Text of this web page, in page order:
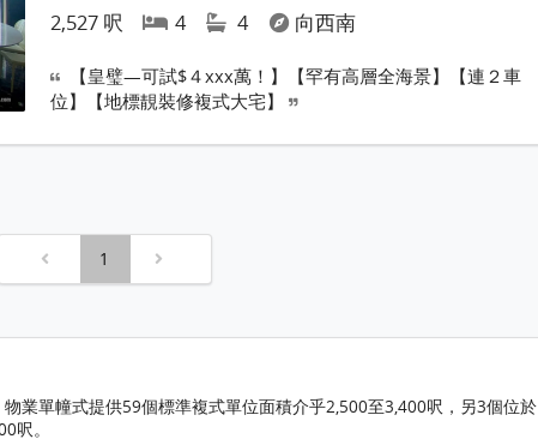
2,527 呎 4 4 向西南
【皇璧—可試$４xxx萬！】【罕有高層全海景】【連２車
位】【地標靚裝修複式大宅】
1
業單幢式提供59個標準複式單位面積介乎2,500至3,400呎，另3個位於
呎。